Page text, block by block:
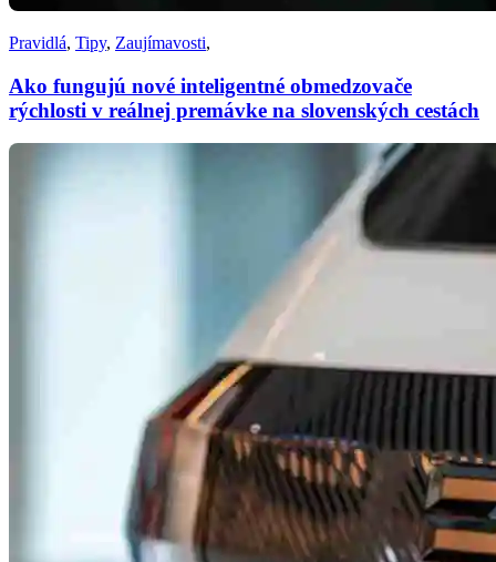
Pravidlá, Tipy, Zaujímavosti,
Ako fungujú nové inteligentné obmedzovače
rýchlosti v reálnej premávke na slovenských cestách